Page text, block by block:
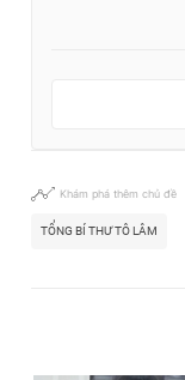
Khám phá thêm chủ đề
TỔNG BÍ THƯ TÔ LÂM